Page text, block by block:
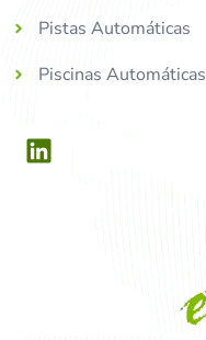
Pistas Automáticas
Piscinas Automáticas